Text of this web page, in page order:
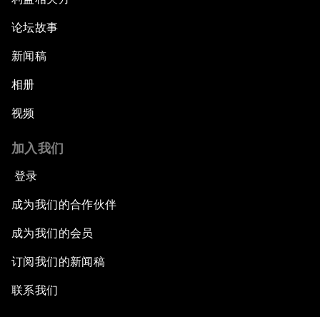
论坛故事
新闻稿
相册
视频
加入我们
登录
成为我们的合作伙伴
成为我们的会员
订阅我们的新闻稿
联系我们